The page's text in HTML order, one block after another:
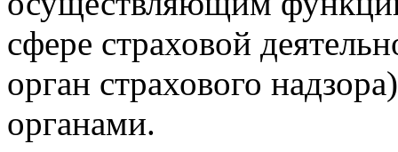
сфере страховой
орган страхового
органами.